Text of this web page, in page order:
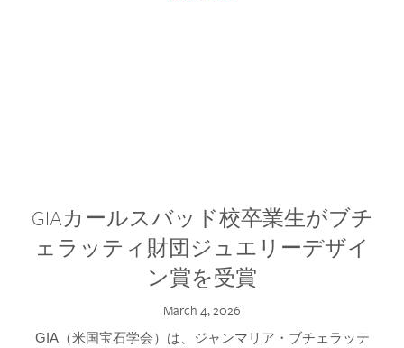
GIAカールスバッド校卒業生がブチ
ェラッティ財団ジュエリーデザイ
ン賞を受賞
March 4, 2026
GIA（米国宝石学会）は、ジャンマリア・ブチェラッテ